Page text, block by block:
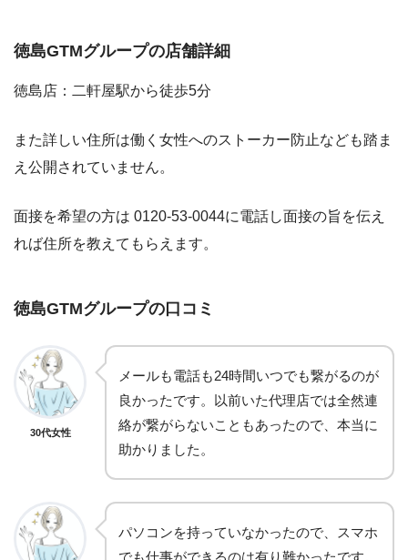
徳島GTMグループの店舗詳細
徳島店：二軒屋駅から徒歩5分
また詳しい住所は働く女性へのスト ーカー防止なども踏ま
え公開されていません。
面接を希望の方は 0120-53-0044に電話し面接の旨を伝え
れば住所を教えてもらえます。
徳島GTMグループの口コミ
30代女性
メールも電話も24時間いつでも繋がるのが
良かったです。以前いた代理店では全然連
絡が繋がらないこともあったので、本当に
助かりました。
パソコンを持っていなかったので、スマホ